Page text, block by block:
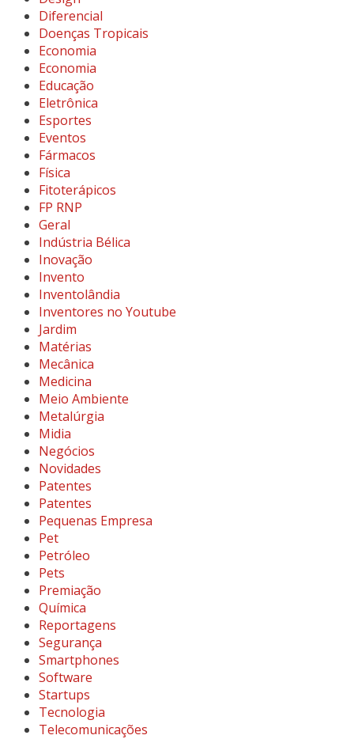
Diferencial
Doenças Tropicais
Economia
Economia
Educação
Eletrônica
Esportes
Eventos
Fármacos
Física
Fitoterápicos
FP RNP
Geral
Indústria Bélica
Inovação
Invento
Inventolândia
Inventores no Youtube
Jardim
Matérias
Mecânica
Medicina
Meio Ambiente
Metalúrgia
Midia
Negócios
Novidades
Patentes
Patentes
Pequenas Empresa
Pet
Petróleo
Pets
Premiação
Química
Reportagens
Segurança
Smartphones
Software
Startups
Tecnologia
Telecomunicações